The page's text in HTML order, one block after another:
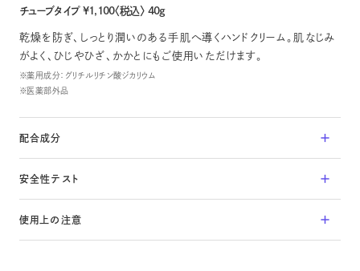
Lamino series
ラミノ
20代から始めるシンプルなスキンケア
Others
その他
Others
チューブタイプ ¥1,100〈税込〉 40g
乾燥を防ぎ、しっとり潤いのある手肌へ導くハンドクリーム。肌なじみ
がよく、ひじやひざ、かかとにもご使用いただけます。
※薬用成分：グリチルリチン酸ジカリウム
※医薬部外品
配合成分
ノステアリン酸グリセリル、ステアリン酸、N-ステアロイル-L-グルタミン酸
ナトリウム、精製水、濃グリセリン、1,3-ブチレングリコール、ベヘニルアル
コール、ベヘニン酸、ホホバ油、ポリオキシエチレンセチルエーテル、ミリス
安全性テスト
パッチテスト
細胞毒性試験
使用上の注意